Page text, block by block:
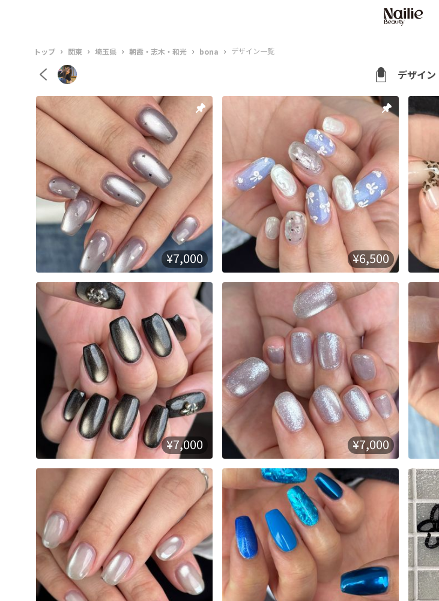
トップ › 関東 › 埼玉県 › 朝霞・志木・和光 › bona › デザイン一覧
デザイン
¥7,000 ¥6,500
¥7,000 ¥7,000